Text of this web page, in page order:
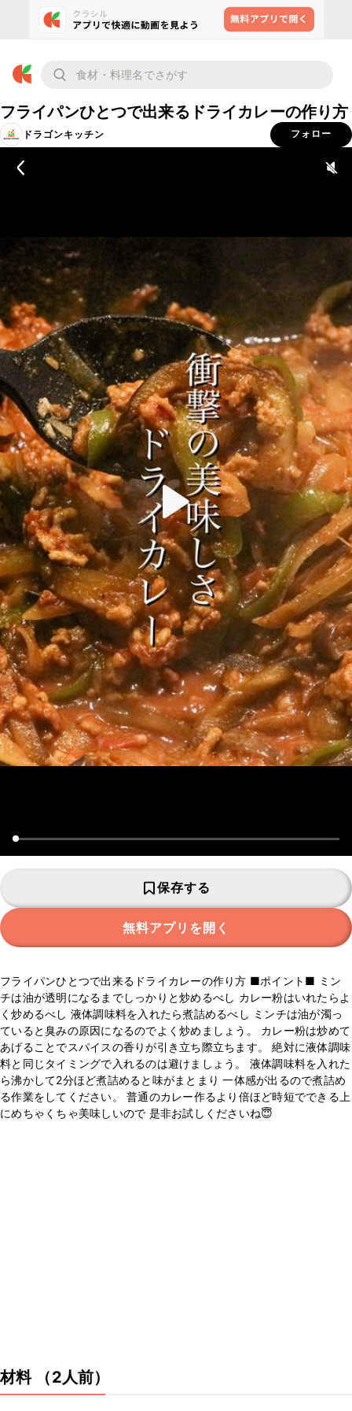
フライパンひとつで出来るドライカレーの作り方
ドラゴンキッチン フォロー
保存する
無料アプリを開く
フライパンひとつで出来るドライカレーの作り方 ■ポイント■ ミン
チは油が透明になるまでしっかりと炒めるべし カレー粉はいれたらよ
く炒めるべし 液体調味料を入れたら煮詰めるべし ミンチは油が濁っ
ていると臭みの原因になるのでよく炒めましょう。 カレー粉は炒めて
あげることでスパイスの香りが引き立ち際立ちます。 絶対に液体調味
料と同じタイミングで入れるのは避けましょう。 液体調味料を入れた
ら沸かして2分ほど煮詰めると味がまとまり 一体感が出るので煮詰め
る作業をしてください。 普通のカレー作るより倍ほど時短でできる上
にめちゃくちゃ美味しいので 是非お試しくださいね😇
材料 （2人前）